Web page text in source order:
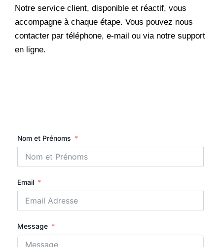
Notre service client, disponible et réactif, vous
accompagne à chaque étape. Vous pouvez nous
contacter par téléphone, e-mail ou via notre support
en ligne.
Nom et Prénoms
Email
Message